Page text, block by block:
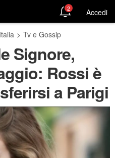
2 Accedi
> Tv e Gossip
Signore,
Rossi è
a Parigi